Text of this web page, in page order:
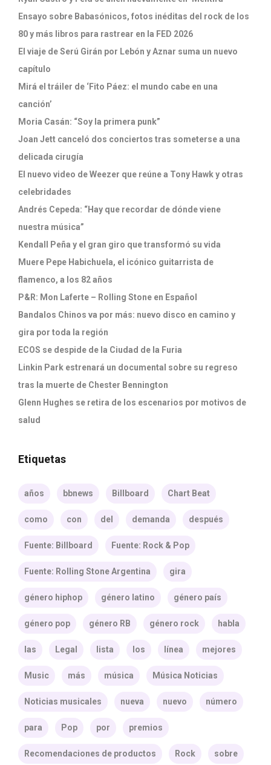
Ensayo sobre Babasónicos, fotos inéditas del rock de los
80 y más libros para rastrear en la FED 2026
El viaje de Serú Girán por Lebón y Aznar suma un nuevo
capítulo
Mirá el tráiler de ‘Fito Páez: el mundo cabe en una
canción’
Moria Casán: “Soy la primera punk”
Joan Jett canceló dos conciertos tras someterse a una
delicada cirugía
El nuevo video de Weezer que reúne a Tony Hawk y otras
celebridades
Andrés Cepeda: “Hay que recordar de dónde viene
nuestra música”
Kendall Peña y el gran giro que transformó su vida
Muere Pepe Habichuela, el icónico guitarrista de
flamenco, a los 82 años
P&R: Mon Laferte – Rolling Stone en Español
Bandalos Chinos va por más: nuevo disco en camino y
gira por toda la región
ECOS se despide de la Ciudad de la Furia
Linkin Park estrenará un documental sobre su regreso
tras la muerte de Chester Bennington
Glenn Hughes se retira de los escenarios por motivos de
salud
Etiquetas
años bbnews Billboard Chart Beat
como con del demanda después
Fuente: Billboard Fuente: Rock & Pop
Fuente: Rolling Stone Argentina gira
género hiphop género latino género país
género pop género RB género rock habla
las Legal lista los línea mejores
Music más música Música Noticias
Noticias musicales nueva nuevo número
para Pop por premios
Recomendaciones de productos Rock sobre